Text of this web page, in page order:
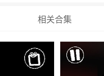
相关合集